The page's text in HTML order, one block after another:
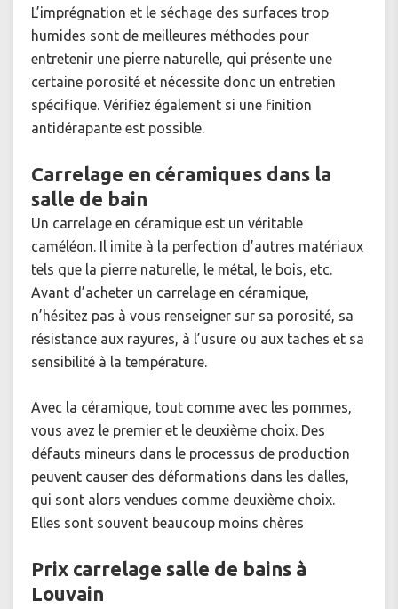
L’imprégnation et le séchage des surfaces trop
humides sont de meilleures méthodes pour
entretenir une pierre naturelle, qui présente une
certaine porosité et nécessite donc un entretien
spécifique. Vérifiez également si une finition
antidérapante est possible.
Carrelage en céramiques dans la
salle de bain
Un carrelage en céramique est un véritable
caméléon. Il imite à la perfection d’autres matériaux
tels que la pierre naturelle, le métal, le bois, etc.
Avant d’acheter un carrelage en céramique,
n’hésitez pas à vous renseigner sur sa porosité, sa
résistance aux rayures, à l’usure ou aux taches et sa
sensibilité à la température.
Avec la céramique, tout comme avec les pommes,
vous avez le premier et le deuxième choix. Des
défauts mineurs dans le processus de production
peuvent causer des déformations dans les dalles,
qui sont alors vendues comme deuxième choix.
Elles sont souvent beaucoup moins chères
Prix carrelage salle de bains à
Louvain